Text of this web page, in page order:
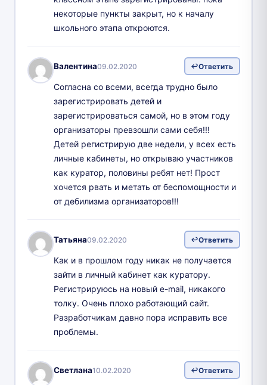
некоторые пункты закрыт, но к началу
школьного этапа откроются.
Валентина09.02.2020 Ответить
Согласна со всеми, всегда трудно было
зарегистрировать детей и
зарегистрироваться самой, но в этом году
организаторы превзошли сами себя!!!
Детей регистрирую две недели, у всех есть
личные кабинеты, но открываю участников
как куратор, половины ребят нет! Прост
хочется рвать и метать от беспомощности и
от дебилизма организаторов!!!
Татьяна09.02.2020 Ответить
Как и в прошлом году никак не получается
зайти в личный кабинет как куратору.
Регистрируюсь на новый e-mail, никакого
толку. Очень плохо работающий сайт.
Разработчикам давно пора исправить все
проблемы.
Светлана10.02.2020 Ответить